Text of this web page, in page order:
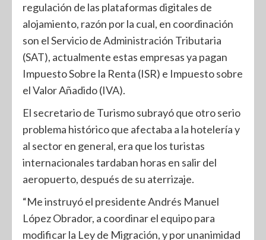
regulación de las plataformas digitales de
alojamiento, razón por la cual, en coordinación
son el Servicio de Administración Tributaria
(SAT), actualmente estas empresas ya pagan
Impuesto Sobre la Renta (ISR) e Impuesto sobre
el Valor Añadido (IVA).
El secretario de Turismo subrayó que otro serio
problema histórico que afectaba a la hotelería y
al sector en general, era que los turistas
internacionales tardaban horas en salir del
aeropuerto, después de su aterrizaje.
“Me instruyó el presidente Andrés Manuel
López Obrador, a coordinar el equipo para
modificar la Ley de Migración, y por unanimidad